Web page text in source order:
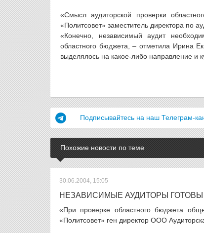
«Смысл аудиторской проверки
«Политсовет» заместитель директора по
«Конечно, независимый аудит
областного бюджета, – отметила Ирина
выделялось на какое-либо направление и
Подписывайтесь на наш Телеграм-
Похожие новости по теме
30.06.2004, 15:05
НЕЗАВИСИМЫЕ АУДИТОРЫ
«При проверке областного бюджета
«Политсовет» ген директор ООО